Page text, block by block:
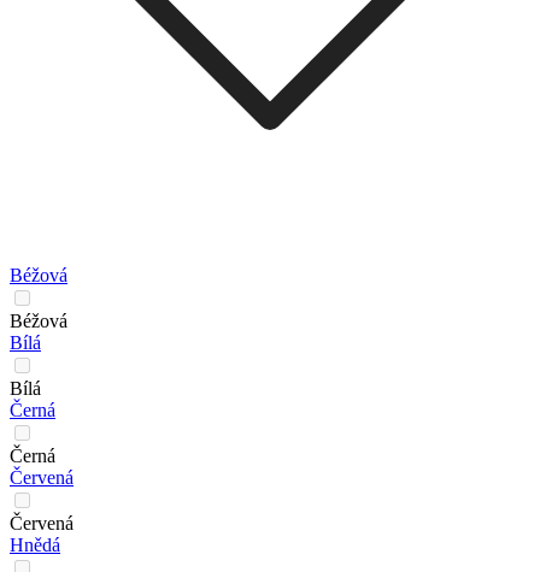
Béžová
Béžová
Bílá
Bílá
Černá
Černá
Červená
Červená
Hnědá